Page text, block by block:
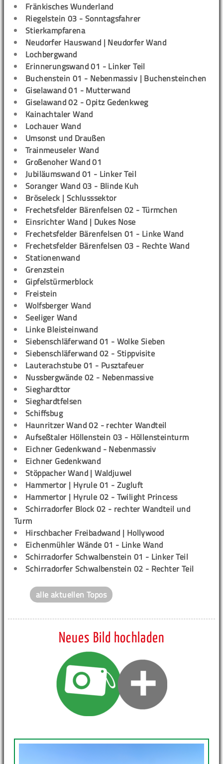
Fränkisches Wunderland
Riegelstein 03 - Sonntagsfahrer
Stierkampfarena
Neudorfer Hauswand | Neudorfer Wand
Lochbergwand
Erinnerungswand 01 - Linker Teil
Buchenstein 01 - Nebenmassiv | Buchensteinchen
Giselawand 01 - Mutterwand
Giselawand 02 - Opitz Gedenkweg
Kainachtaler Wand
Lochauer Wand
Umsonst und Draußen
Trainmeuseler Wand
Großenoher Wand 01
Jubiläumswand 01 - Linker Teil
Soranger Wand 03 - Blinde Kuh
Bröseleck | Schlusssektor
Frechetsfelder Bärenfelsen 02 - Türmchen
Einsrichter Wand | Dukes Nose
Frechetsfelder Bärenfelsen 01 - Linke Wand
Frechetsfelder Bärenfelsen 03 - Rechte Wand
Stationenwand
Grenzstein
Gipfelstürmerblock
Freistein
Wolfsberger Wand
Seeliger Wand
Linke Bleisteinwand
Siebenschläferwand 01 - Wolke Sieben
Siebenschläferwand 02 - Stippvisite
Lauterachstube 01 - Pusztafeuer
Nussbergwände 02 - Nebenmassive
Sieghardttor
Sieghardtfelsen
Schiffsbug
Haunritzer Wand 02 - rechter Wandteil
Aufseßtaler Höllenstein 03 - Höllensteinturm
Eichner Gedenkwand - Nebenmassiv
Eichner Gedenkwand
Stöppacher Wand | Waldjuwel
Hammertor | Hyrule 01 - Zugluft
Hammertor | Hyrule 02 - Twilight Princess
Schirradorfer Block 02 - rechter Wandteil und
Turm
Hirschbacher Freibadwand | Hollywood
Eichenmühler Wände 01 - Linke Wand
Schirradorfer Schwalbenstein 01 - Linker Teil
Schirradorfer Schwalbenstein 02 - Rechter Teil
alle aktuellen Topos
Neues Bild hochladen